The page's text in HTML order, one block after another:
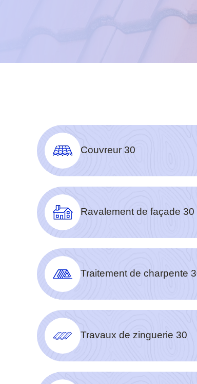
Couvreur 30
Ravalement de façade 30
Traitement de charpente
Travaux de zinguerie 30